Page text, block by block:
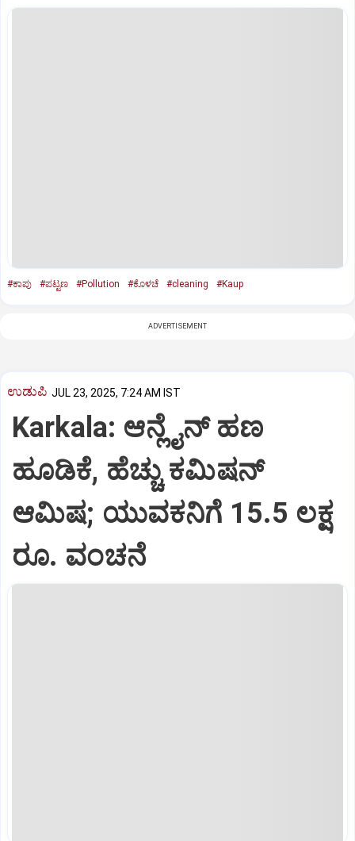
#ಕಾಪು #ಪಟ್ಟಣ #Pollution #ಕೊಳಚೆ #cleaning #Kaup
ADVERTISEMENT
ಉಡುಪಿ JUL 23, 2025, 7:24 AM IST
Karkala: ಆನ್ಲೈನ್‌ ಹಣ
ಹೂಡಿಕೆ, ಹೆಚ್ಚು ಕಮಿಷನ್‌
ಆಮಿಷ; ಯುವಕನಿಗೆ 15.5 ಲಕ್ಷ
ರೂ. ವಂಚನೆ